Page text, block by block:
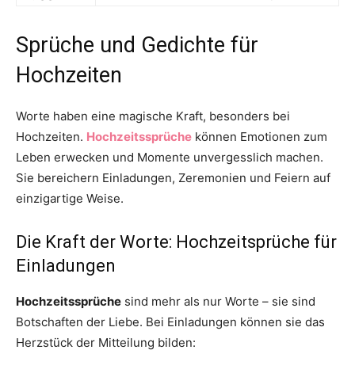
Sprüche und Gedichte für
Hochzeiten
Worte haben eine magische Kraft, besonders bei
Hochzeiten. Hochzeitssprüche können Emotionen zum
Leben erwecken und Momente unvergesslich machen.
Sie bereichern Einladungen, Zeremonien und Feiern auf
einzigartige Weise.
Die Kraft der Worte: Hochzeitsprüche für
Einladungen
Hochzeitssprüche sind mehr als nur Worte – sie sind
Botschaften der Liebe. Bei Einladungen können sie das
Herzstück der Mitteilung bilden: